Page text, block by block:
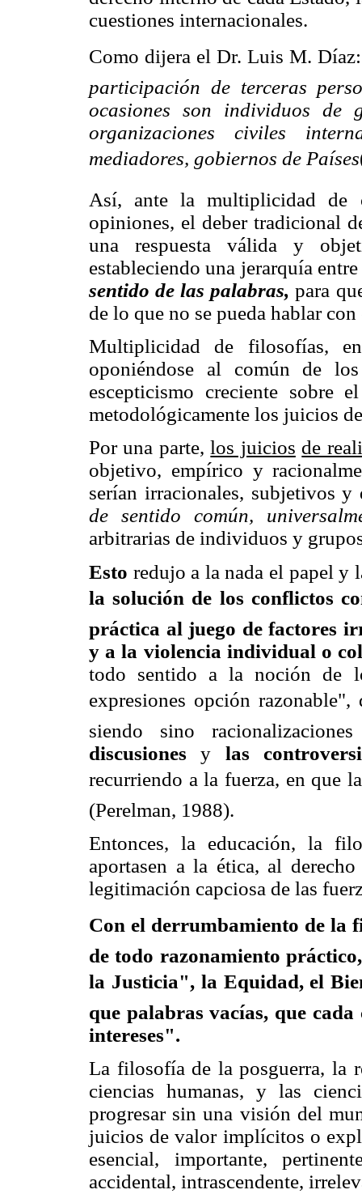
cuestiones internacionales.
Como dijera el Dr. Luis M.
participación de terceras
ocasiones son individuos de
organizaciones civiles
mediadores, gobiernos de Países
Así, ante la multiplicidad de
opiniones, el deber tradicional
una respuesta válida y
estableciendo una jerarquía
sentido de las palabras, para
de lo que no se pueda hablar
Multiplicidad de filosofías,
oponiéndose al común de
escepticismo creciente sobre
metodológicamente los juicios
Por una parte,los juicios de
objetivo, empírico y
serían irracionales, subjetivos y
de sentido común,
arbitrarias de individuos y
Esto redujo a la nada el papel y
la solución de los conflictos
práctica al juego de factores
y a la violencia individual o
todo sentido a la noción de
expresiones opción razonable",
siendo sino
discusiones y las
recurriendo a la fuerza, en que
(Perelman, 1988).
Entonces, la educación, la
aportasen a la ética, al
legitimación capciosa de las
Con el derrumbamiento de la
de todo razonamiento
la Justicia", la Equidad, el
que palabras vacías, que
intereses".
La filosofía de la posguerra, la
ciencias humanas, y las
progresar sin una visión del
juicios de valor implícitos o
esencial, importante,
accidental, intrascendente,